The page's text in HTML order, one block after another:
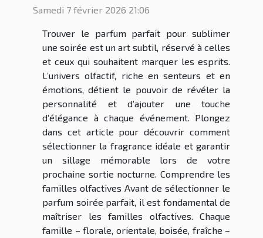
Samedi 7 février 2026 21:06
Trouver le parfum parfait pour sublimer
une soirée est un art subtil, réservé à celles
et ceux qui souhaitent marquer les esprits.
L’univers olfactif, riche en senteurs et en
émotions, détient le pouvoir de révéler la
personnalité et d’ajouter une touche
d’élégance à chaque événement. Plongez
dans cet article pour découvrir comment
sélectionner la fragrance idéale et garantir
un sillage mémorable lors de votre
prochaine sortie nocturne. Comprendre les
familles olfactives Avant de sélectionner le
parfum soirée parfait, il est fondamental de
maîtriser les familles olfactives. Chaque
famille – florale, orientale, boisée, fraîche –